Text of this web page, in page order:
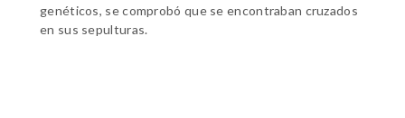
genéticos, se comprobó que se encontraban cruzados
en sus sepulturas.